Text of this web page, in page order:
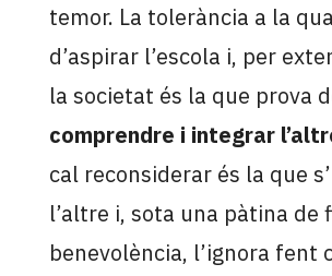
temor. La tolerància a la
d’aspirar l’escola i, per
la societat és la que prova
comprendre i integrar
cal reconsiderar és la que
l’altre i, sota una pàtina de
benevolència, l’ignora fent